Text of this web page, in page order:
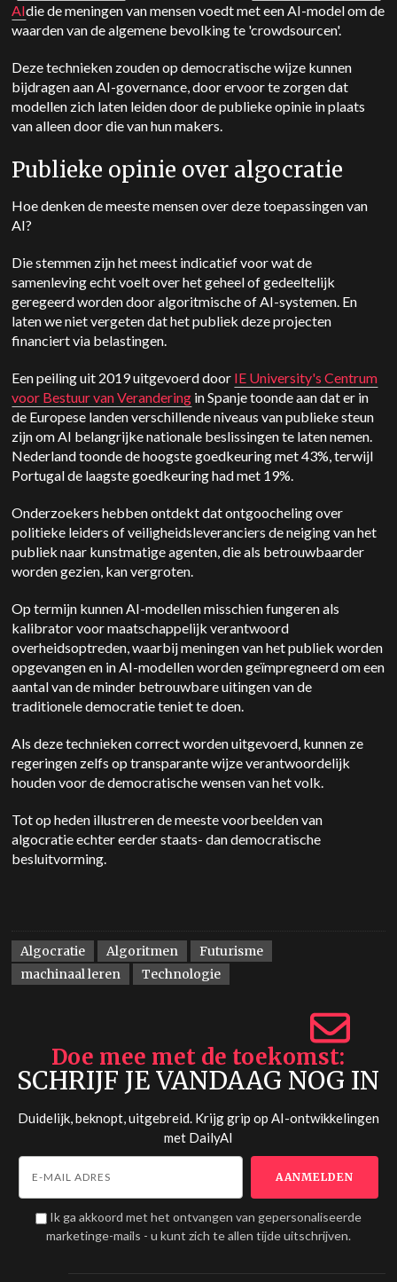
AIdie de meningen van mensen voedt met een AI-model om de
waarden van de algemene bevolking te 'crowdsourcen'.
Deze technieken zouden op democratische wijze kunnen
bijdragen aan AI-governance, door ervoor te zorgen dat
modellen zich laten leiden door de publieke opinie in plaats
van alleen door die van hun makers.
Publieke opinie over algocratie
Hoe denken de meeste mensen over deze toepassingen van
AI?
Die stemmen zijn het meest indicatief voor wat de
samenleving echt voelt over het geheel of gedeeltelijk
geregeerd worden door algoritmische of AI-systemen. En
laten we niet vergeten dat het publiek deze projecten
financiert via belastingen.
Een peiling uit 2019 uitgevoerd door IE University's Centrum
voor Bestuur van Verandering in Spanje toonde aan dat er in
de Europese landen verschillende niveaus van publieke steun
zijn om AI belangrijke nationale beslissingen te laten nemen.
Nederland toonde de hoogste goedkeuring met 43%, terwijl
Portugal de laagste goedkeuring had met 19%.
Onderzoekers hebben ontdekt dat ontgoocheling over
politieke leiders of veiligheidsleveranciers de neiging van het
publiek naar kunstmatige agenten, die als betrouwbaarder
worden gezien, kan vergroten.
Op termijn kunnen AI-modellen misschien fungeren als
kalibrator voor maatschappelijk verantwoord
overheidsoptreden, waarbij meningen van het publiek worden
opgevangen en in AI-modellen worden geïmpregneerd om een
aantal van de minder betrouwbare uitingen van de
traditionele democratie teniet te doen.
Als deze technieken correct worden uitgevoerd, kunnen ze
regeringen zelfs op transparante wijze verantwoordelijk
houden voor de democratische wensen van het volk.
Tot op heden illustreren de meeste voorbeelden van
algocratie echter eerder staats- dan democratische
besluitvorming.
Algocratie Algoritmen
Futurisme
machinaal leren
Technologie
Doe mee met de toekomst
SCHRIJF JE VANDAAG NOG IN
Duidelijk, beknopt, uitgebreid. Krijg grip op AI-ontwikkelingen
met DailyAI
Ik ga akkoord met het ontvangen van gepersonaliseerde
marketinge-mails - u kunt zich te allen tijde uitschrijven.